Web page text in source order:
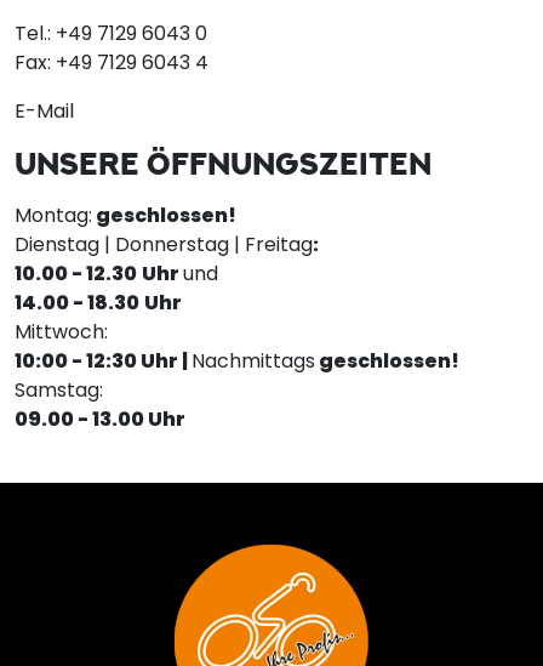
Tel.: +49 7129 6043 0
Fax: +49 7129 6043 4
E-Mail
UNSERE ÖFFNUNGSZEITEN
Montag: geschlossen!
Dienstag | Donnerstag | Freitag:
10.00 - 12.30 Uhrund
14.00 - 18.30 Uhr
Mittwoch:
10:00 - 12:30 Uhr |Nachmittags geschlossen!
Samstag:
09.00 - 13.00 Uhr